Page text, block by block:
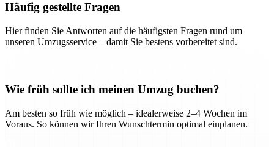
Häufig gestellte Fragen
Hier finden Sie Antworten auf die häufigsten Fragen rund um
unseren Umzugsservice – damit Sie bestens vorbereitet sind.
Wie früh sollte ich meinen Umzug buchen?
Am besten so früh wie möglich – idealerweise 2–4 Wochen im
Voraus. So können wir Ihren Wunschtermin optimal einplanen.